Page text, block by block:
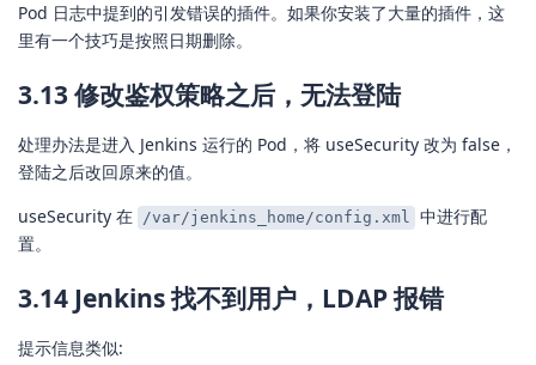
Pod 日志中提到的引发错误的插件。如果你安装了大量的插件，这
里有一个技巧是按照日期删除。
3.13 修改鉴权策略之后，无法登陆
处理办法是进入 Jenkins 运行的 Pod，将 useSecurity 改为 false，
登陆之后改回原来的值。
useSecurity 在 /var/jenkins_home/config.xml 中进行配
置。
3.14 Jenkins 找不到用户，LDAP 报错
提示信息类似: